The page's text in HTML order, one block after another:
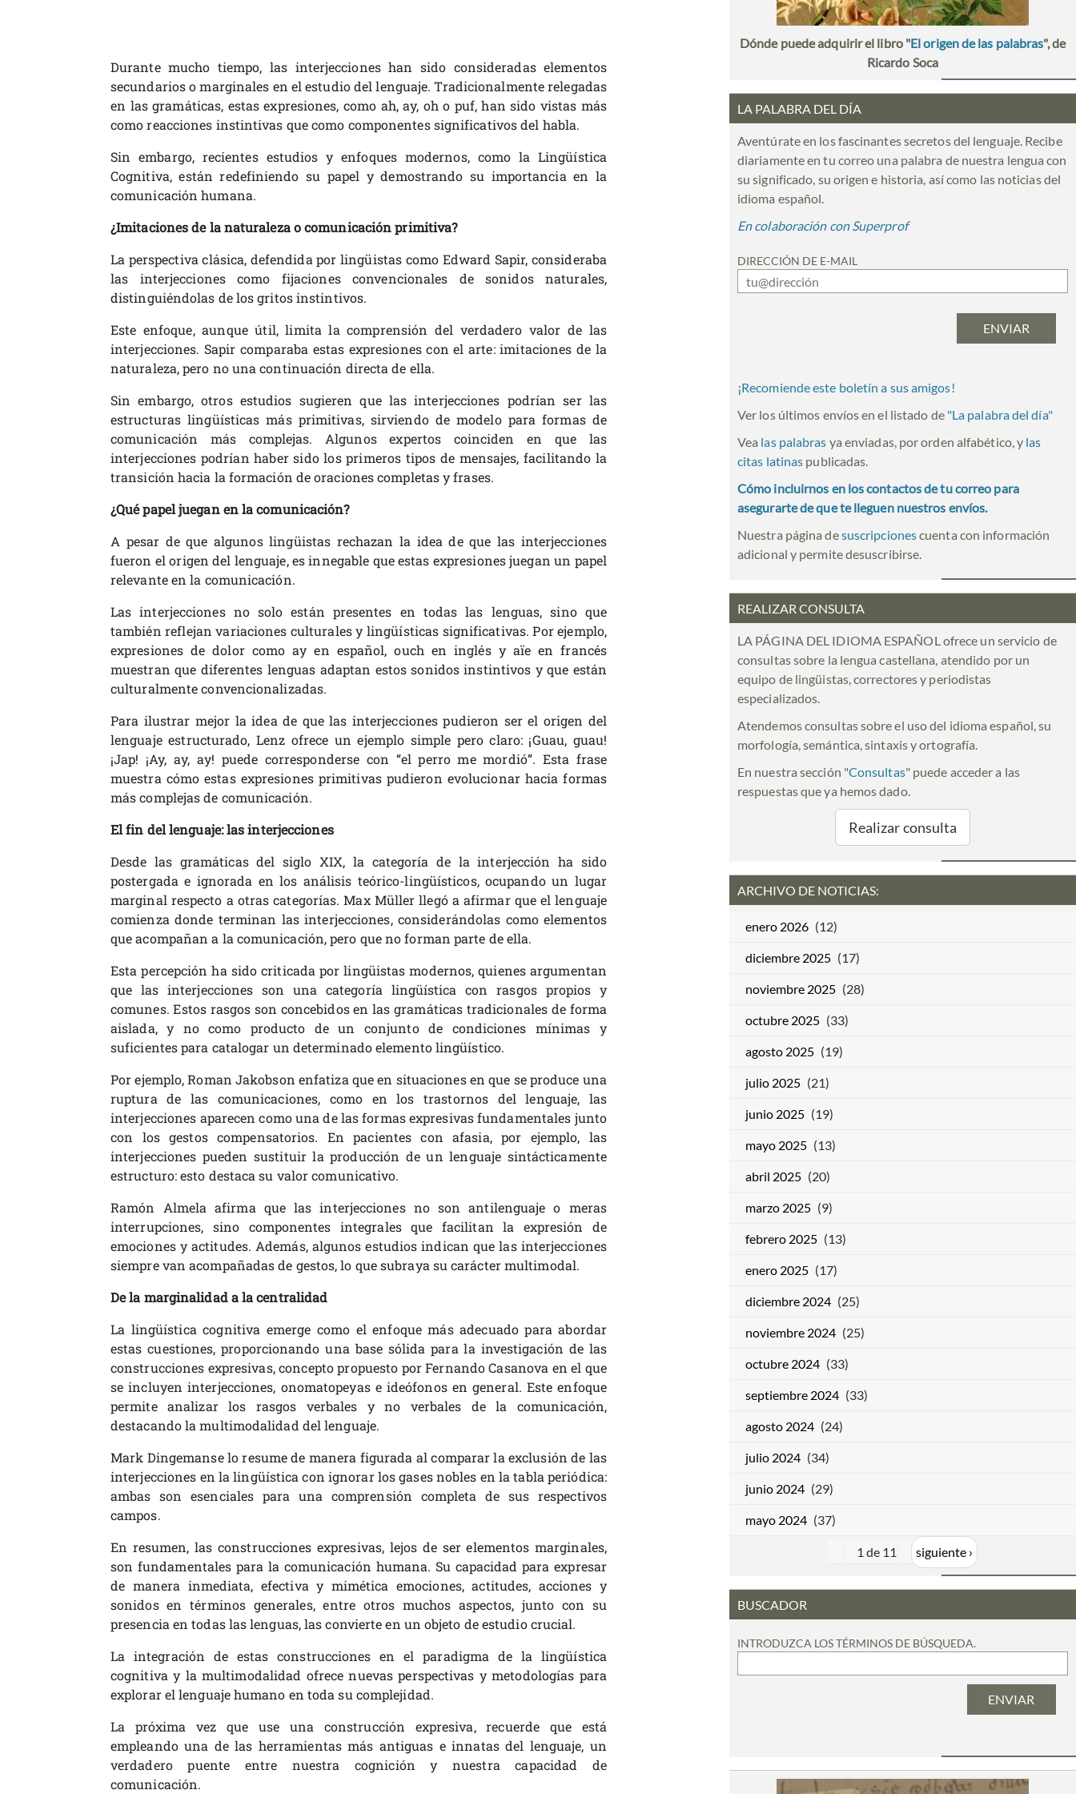
Durante mucho tiempo, las interjecciones han sido consideradas elementos
secundarios o marginales en el estudio del lenguaje. Tradicionalmente relegadas
en las gramáticas, estas expresiones, como ah, ay, oh o puf, han sido vistas más
como reacciones instintivas que como componentes significativos del habla.
Sin embargo, recientes estudios y enfoques modernos, como la Lingüística
Cognitiva, están redefiniendo su papel y demostrando su importancia en la
comunicación humana.
¿Imitaciones de la naturaleza o comunicación primitiva?
La perspectiva clásica, defendida por lingüistas como Edward Sapir, consideraba
las interjecciones como fijaciones convencionales de sonidos naturales,
distinguiéndolas de los gritos instintivos.
Este enfoque, aunque útil, limita la comprensión del verdadero valor de las
interjecciones. Sapir comparaba estas expresiones con el arte: imitaciones de la
naturaleza, pero no una continuación directa de ella.
Sin embargo, otros estudios sugieren que las interjecciones podrían ser las
estructuras lingüísticas más primitivas, sirviendo de modelo para formas de
comunicación más complejas. Algunos expertos coinciden en que las
interjecciones podrían haber sido los primeros tipos de mensajes, facilitando la
transición hacia la formación de oraciones completas y frases.
¿Qué papel juegan en la comunicación?
A pesar de que algunos lingüistas rechazan la idea de que las interjecciones
fueron el origen del lenguaje, es innegable que estas expresiones juegan un papel
relevante en la comunicación.
Las interjecciones no solo están presentes en todas las lenguas, sino que
también reflejan variaciones culturales y lingüísticas significativas. Por ejemplo,
expresiones de dolor como ay en español, ouch en inglés y aïe en francés
muestran que diferentes lenguas adaptan estos sonidos instintivos y que están
culturalmente convencionalizadas.
Para ilustrar mejor la idea de que las interjecciones pudieron ser el origen del
lenguaje estructurado, Lenz ofrece un ejemplo simple pero claro: ¡Guau, guau!
¡Jap! ¡Ay, ay, ay! puede corresponderse con “el perro me mordió”. Esta frase
muestra cómo estas expresiones primitivas pudieron evolucionar hacia formas
más complejas de comunicación.
El fin del lenguaje: las interjecciones
Desde las gramáticas del siglo XIX, la categoría de la interjección ha sido
postergada e ignorada en los análisis teórico-lingüísticos, ocupando un lugar
marginal respecto a otras categorías. Max Müller llegó a afirmar que el lenguaje
comienza donde terminan las interjecciones, considerándolas como elementos
que acompañan a la comunicación, pero que no forman parte de ella.
Esta percepción ha sido criticada por lingüistas modernos, quienes argumentan
que las interjecciones son una categoría lingüística con rasgos propios y
comunes. Estos rasgos son concebidos en las gramáticas tradicionales de forma
aislada, y no como producto de un conjunto de condiciones mínimas y
suficientes para catalogar un determinado elemento lingüístico.
Por ejemplo, Roman Jakobson enfatiza que en situaciones en que se produce una
ruptura de las comunicaciones, como en los trastornos del lenguaje, las
interjecciones aparecen como una de las formas expresivas fundamentales junto
con los gestos compensatorios. En pacientes con afasia, por ejemplo, las
interjecciones pueden sustituir la producción de un lenguaje sintácticamente
estructuro: esto destaca su valor comunicativo.
Ramón Almela afirma que las interjecciones no son antilenguaje o meras
interrupciones, sino componentes integrales que facilitan la expresión de
emociones y actitudes. Además, algunos estudios indican que las interjecciones
siempre van acompañadas de gestos, lo que subraya su carácter multimodal.
De la marginalidad a la centralidad
La lingüística cognitiva emerge como el enfoque más adecuado para abordar
estas cuestiones, proporcionando una base sólida para la investigación de las
construcciones expresivas, concepto propuesto por Fernando Casanova en el que
se incluyen interjecciones, onomatopeyas e ideófonos en general. Este enfoque
permite analizar los rasgos verbales y no verbales de la comunicación,
destacando la multimodalidad del lenguaje.
Mark Dingemanse lo resume de manera figurada al comparar la exclusión de las
interjecciones en la lingüística con ignorar los gases nobles en la tabla periódica:
ambas son esenciales para una comprensión completa de sus respectivos
campos.
En resumen, las construcciones expresivas, lejos de ser elementos marginales,
son fundamentales para la comunicación humana. Su capacidad para expresar
de manera inmediata, efectiva y mimética emociones, actitudes, acciones y
sonidos en términos generales, entre otros muchos aspectos, junto con su
presencia en todas las lenguas, las convierte en un objeto de estudio crucial.
La integración de estas construcciones en el paradigma de la lingüística
cognitiva y la multimodalidad ofrece nuevas perspectivas y metodologías para
explorar el lenguaje humano en toda su complejidad.
La próxima vez que use una construcción expresiva, recuerde que está
empleando una de las herramientas más antiguas e innatas del lenguaje, un
verdadero puente entre nuestra cognición y nuestra capacidad de
comunicación.
Dónde puede adquirir el libro "El origen de las palabras", de
Ricardo Soca
LA PALABRA DEL DÍA
Aventúrate en los fascinantes secretos del lenguaje. Recibe
diariamente en tu correo una palabra de nuestra lengua con
su significado, su origen e historia, así como las noticias del
idioma español.
En colaboración con Superprof
DIRECCIÓN DE E-MAIL
¡Recomiende este boletín a sus amigos!
Ver los últimos envíos en el listado de "La palabra del día"
Vea las palabras ya enviadas, por orden alfabético, y las
citas latinas publicadas.
Cómo incluirnos en los contactos de tu correo para
asegurarte de que te lleguen nuestros envíos.
Nuestra página desuscripcionescuenta con información
adicional y permite desuscribirse.
REALIZAR CONSULTA
LA PÁGINA DEL IDIOMA ESPAÑOL ofrece un servicio de
consultas sobre la lengua castellana, atendido por un
equipo de lingüistas, correctores y periodistas
especializados.
Atendemos consultas sobre el uso del idioma español, su
morfología, semántica, sintaxis y ortografía.
En nuestra sección "Consultas" puede acceder a las
respuestas que ya hemos dado.
Realizar consulta
ARCHIVO DE NOTICIAS:
enero 2026 (12)
diciembre 2025 (17)
noviembre 2025 (28)
octubre 2025 (33)
agosto 2025 (19)
julio 2025 (21)
junio 2025 (19)
mayo 2025 (13)
abril 2025 (20)
marzo 2025 (9)
febrero 2025 (13)
enero 2025 (17)
diciembre 2024 (25)
noviembre 2024 (25)
octubre 2024 (33)
septiembre 2024 (33)
agosto 2024 (24)
julio 2024 (34)
junio 2024 (29)
mayo 2024 (37)
1 de 11 siguiente ›
BUSCADOR
INTRODUZCA LOS TÉRMINOS DE BÚSQUEDA.